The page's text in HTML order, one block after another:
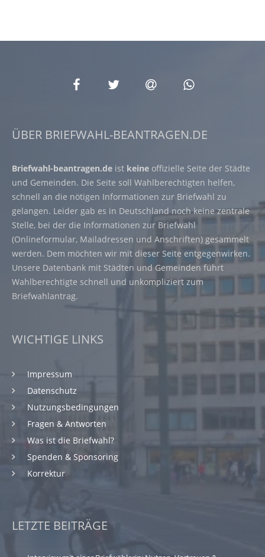
ÜBER BRIEFWAHL-BEANTRAGEN.DE
Briefwahl-beantragen.de ist keine offizielle Seite der Städte
und Gemeinden. Die Seite soll Wahlberechtigten helfen,
schnell an die nötigen Informationen zur Briefwahl zu
gelangen. Leider gab es in Deutschland noch keine zentrale
Stelle, bei der die Informationen zur Briefwahl
(Onlineformular, Mailadressen und Anschriften) gesammelt
werden. Dem möchten wir mit dieser Seite entgegenwirken.
Unsere Datenbank mit Städten und Gemeinden führt
Wahlberechtigte schnell und unkompliziert zum
Briefwahlantrag.
WICHTIGE LINKS
Impressum
Datenschutz
Nutzungsbedingungen
Fragen & Antworten
Was ist die Briefwahl?
Spenden & Sponsoring
Korrektur
LETZTE BEITRÄGE